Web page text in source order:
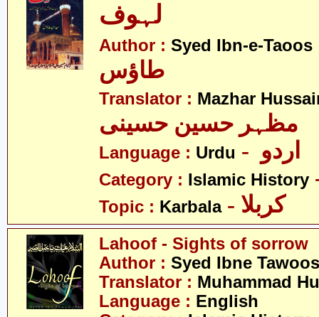
Author : Syed Ibn-e-Taoos
طاؤس
Translator : Mazhar
مظہر حسین حسینی
Language : Urdu
Category : Islamic History
Topic : Karbala - کربلا
Lahoof - Sights of sorrow
Author : Syed Ibne Tawoos
Translator : Muhammad
Language : English